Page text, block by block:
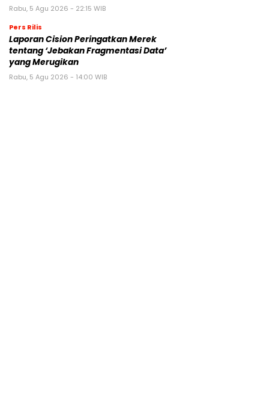
Rabu, 5 Agu 2026 - 22:15 WIB
Pers Rilis
Laporan Cision Peringatkan Merek
tentang ‘Jebakan Fragmentasi Data’
yang Merugikan
Rabu, 5 Agu 2026 - 14:00 WIB